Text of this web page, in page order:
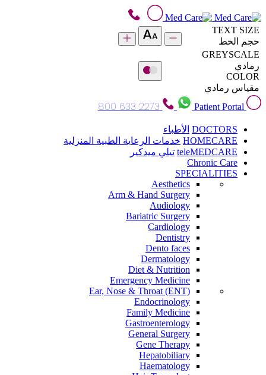
TEXT SIZE
حجم الخط
GREYSCALE
رمادي
COLOR
مقياس رمادي
Patient Portal
800 633 2273
DOCTORS الأطباء
HOMECARE خدمات الرعاية الطبية المنزلية
teleMEDCARE تيلي ميدكير
Chronic Care
SPECIALITIES
Aesthetics
Arm & Hand Surgery
Audiology
Bariatric Surgery
Cardiology
Dentistry
Dento faces
Dermatology
Diet & Nutrition
Emergency Medicine
Ear, Nose & Throat (ENT)
Endocrinology
Family Medicine
Gastroenterology
General Surgery
Gene Therapy
Hepatobiliary
Haematology